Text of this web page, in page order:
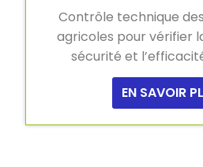
Contrôle technique
agricoles pour vérifier
sécurité et
EN SAVOIR